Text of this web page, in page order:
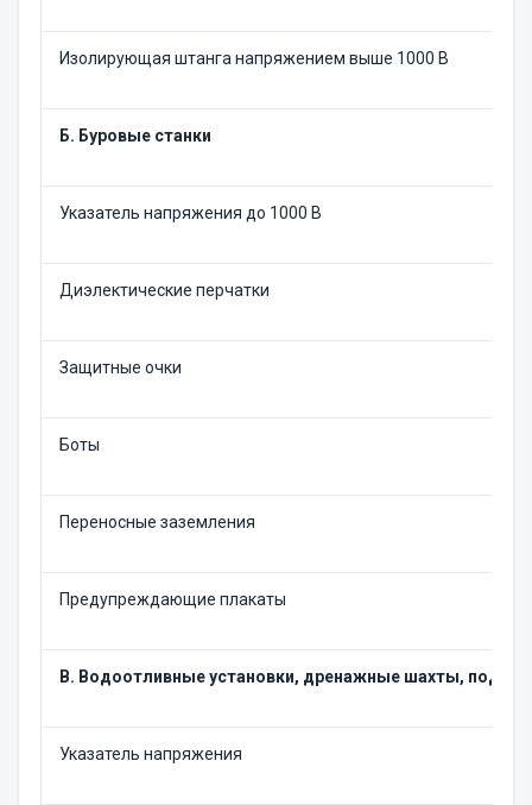
Изолирующая штанга напряжением выше 1000 В
Б. Буровые станки
Указатель напряжения до 1000 В
Диэлектические перчатки
Защитные очки
Боты
Переносные заземления
Предупреждающие плакаты
В. Водоотливные установки, дренажные шахты,
Указатель напряжения